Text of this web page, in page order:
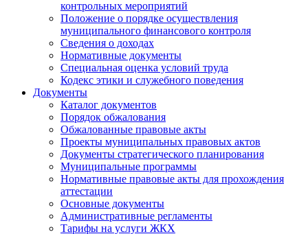
контрольных мероприятий
Положение о порядке осуществления
муниципального финансового контроля
Сведения о доходах
Нормативные документы
Специальная оценка условий труда
Кодекс этики и служебного поведения
Документы
Каталог документов
Порядок обжалования
Обжалованные правовые акты
Проекты муниципальных правовых актов
Документы стратегического планирования
Муниципальные программы
Нормативные правовые акты для прохождения
аттестации
Основные документы
Административные регламенты
Тарифы на услуги ЖКХ